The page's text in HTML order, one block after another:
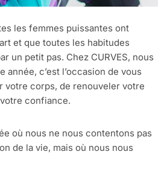
les femmes puissantes ont
et que toutes les habitudes
un petit pas. Chez CURVES, nous
année, c’est l’occasion de vous
votre corps, de renouveler votre
confiance.
où nous ne nous contentons pas
de la vie, mais où nous nous